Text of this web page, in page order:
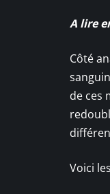
A lire
Côté
de ces
Voici